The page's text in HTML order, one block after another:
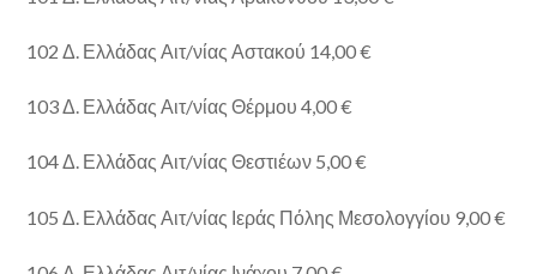
102 Δ. Ελλάδας Αιτ/νίας Αστακού 14,00 €
103 Δ. Ελλάδας Αιτ/νίας Θέρμου 4,00 €
104 Δ. Ελλάδας Αιτ/νίας Θεστιέων 5,00 €
105 Δ. Ελλάδας Αιτ/νίας Ιεράς Πόλης Μεσολογγίου 9,00 €